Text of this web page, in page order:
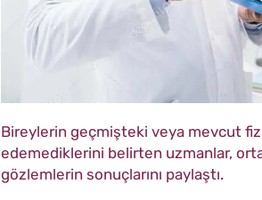
Bireylerin geçmişteki veya mevcut
edemediklerini belirten uzmanlar,
gözlemlerin sonuçlarını paylaştı.